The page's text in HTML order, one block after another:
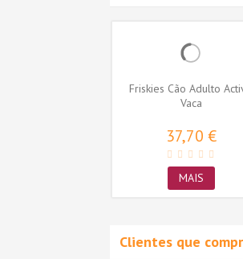
Friskies Cão Adulto
Vaca
37,70 €
MAIS
Clientes que